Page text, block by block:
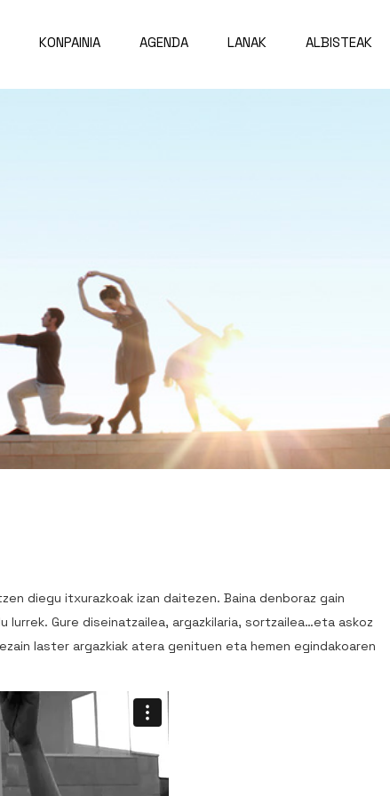
KONPAINIA AGENDA LANAK ALBISTEAK
diegu itxurazkoak izan daitezen. Baina denboraz gain
Gure diseinatzailea, argazkilaria, sortzailea…eta askoz
laster argazkiak atera genituen eta hemen egindakoaren